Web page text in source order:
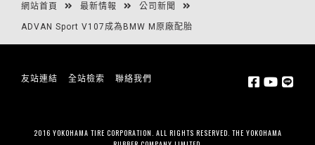
網站首頁 最新情報 公司新聞
ADVAN Sport V107成為BMW M原廠配胎
友站連結 全站檢索 聯絡我們
2016 YOKOHAMA TIRE CORPORATION. ALL RIGHTS RESERVED. THE YOKOHAMA